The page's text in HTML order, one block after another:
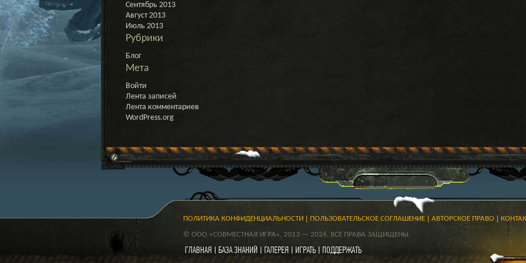
Сентябрь 2013
Август 2013
Июль 2013
Рубрики
Блог
Мета
Войти
Лента записей
Лента комментариев
WordPress.org
ПОЛИТИКА КОНФИДЕНЦИАЛЬНОСТИ ПОЛЬЗОВАТЕЛЬСКОЕ СОГЛАШЕНИЕ АВТОРСКОЕ ПРАВО
© ООО «СОВМЕСТНАЯ ИГРА», 2013 — 2026. ВСЕ ПРАВА ЗАЩИЩЕНЫ.
ГЛАВНАЯ БАЗА ЗНАНИЙ ГАЛЕРЕЯ ИГРАТЬ ПОДДЕРЖАТЬ